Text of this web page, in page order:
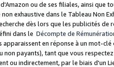
ou de ses filiales, ainsi que
exhaustive dans le Tableau Non
dès lors que les publicités de
dans le Décompte de
apparaissent en réponse à un mot-
non payants), tant que vous
ou indirectement, par le biais d'un